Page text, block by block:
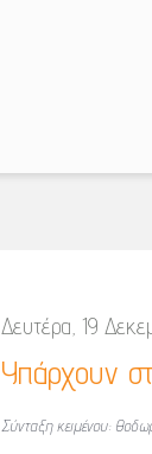
Δευτέρα, 19
Υπάρχουν
Σύνταξη κειμένου: